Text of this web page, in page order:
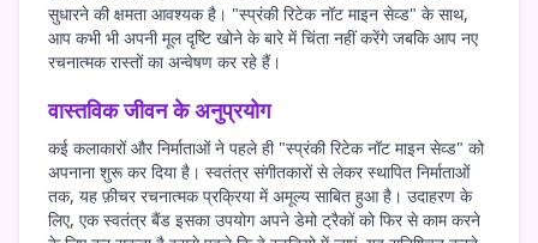
सुधारने की क्षमता आवश्यक है। "स्प्रंकी रिटेक नॉट माइन सेव्ड" के साथ,
आप कभी भी अपनी मूल दृष्टि खोने के बारे में चिंता नहीं करेंगे जबकि आप नए
रचनात्मक रास्तों का अन्वेषण कर रहे हैं।
वास्तविक जीवन के अनुप्रयोग
कई कलाकारों और निर्माताओं ने पहले ही "स्प्रंकी रिटेक नॉट माइन सेव्ड" को
अपनाना शुरू कर दिया है। स्वतंत्र संगीतकारों से लेकर स्थापित निर्माताओं
तक, यह फ़ीचर रचनात्मक प्रक्रिया में अमूल्य साबित हुआ है। उदाहरण के
लिए, एक स्वतंत्र बैंड इसका उपयोग अपने डेमो ट्रैकों को फिर से काम करने